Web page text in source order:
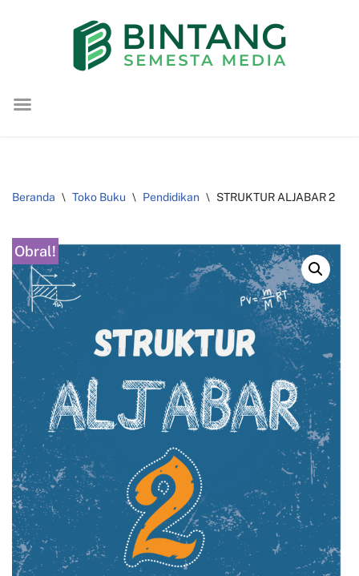
konten
Beranda \ Toko Buku \ Pendidikan \ STRUKTUR ALJABAR 2
Obral!